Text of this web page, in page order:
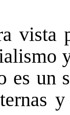
vista
es un